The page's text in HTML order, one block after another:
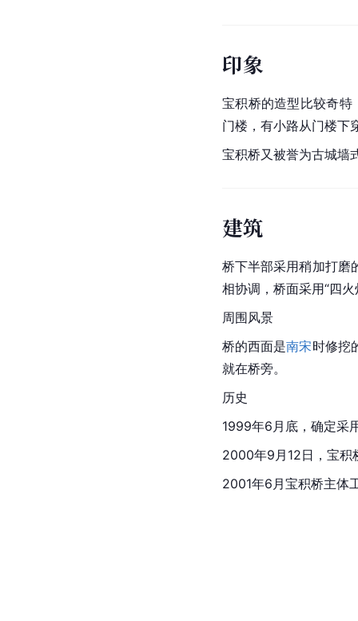
印象
宝积桥的造型比较奇特
门楼，有小路从门楼下
宝积桥又被誉为古城墙
建筑
桥下半部采用稍加打磨
相协调，桥面采用“四
周围风景
桥的西面是南宋时修挖
就在桥旁。
历史
1999年6月底，确定采
2000年9月12日，宝积
2001年6月宝积桥主体